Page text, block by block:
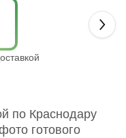
по Краснодару
готового